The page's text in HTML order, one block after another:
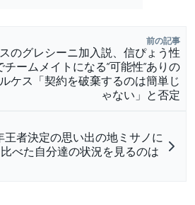
前の記事
のグレシーニ加入説、信ぴょう性
ームメイトになる”可能性”ありの
ケス「契約を破棄するのは簡単じ
ゃない」と否定
王者決定の思い出の地ミサノに
べた自分達の状況を見るのは